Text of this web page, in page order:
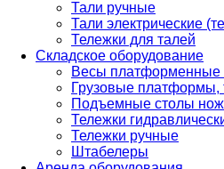
Тали ручные
Тали электрические
Тележки для талей
Складское оборудование
Весы платформенные
Грузовые
Подъемные столы
Тележки
Тележки ручные
Штабелеры